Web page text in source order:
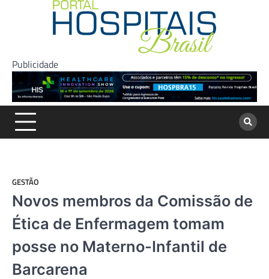
Publicidade
GESTÃO
Novos membros da Comissão de
Ética de Enfermagem tomam
posse no Materno-Infantil de
Barcarena